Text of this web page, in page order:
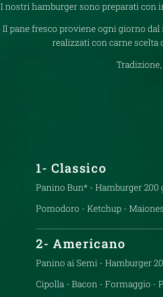
I nostri hamburger sono preparati con
Il pane fresco proviene ogni giorno
realizzati con carne scelta
👉
1- Classico
Panino Bun* - Hamburger 200
Pomodoro - Ketchup -
2- Americano
Panino ai Semi - Hamburger
Cipolla - Bacon - Formaggio -